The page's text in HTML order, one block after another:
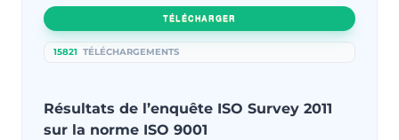
TÉLÉCHARGER
15821 TÉLÉCHARGEMENTS
Résultats de l’enquête ISO Survey 2011
sur la norme ISO 9001